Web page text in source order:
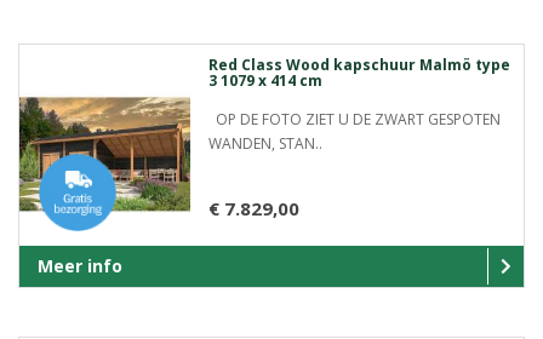
Red Class Wood kapschuur Malmö type
3 1079 x 414 cm
OP DE FOTO ZIET U DE ZWART GESPOTEN
WANDEN, STAN..
€ 7.829,00
Meer info